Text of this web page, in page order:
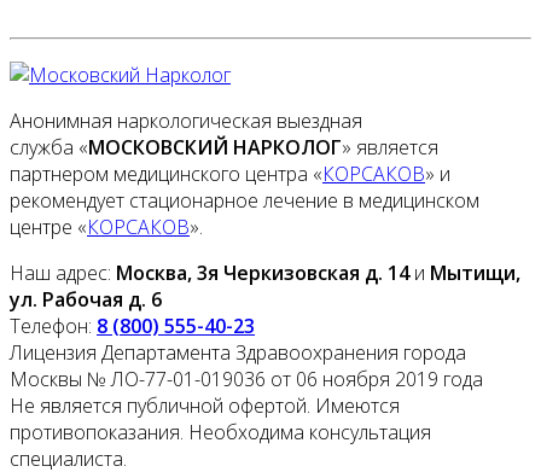
Анонимная наркологическая выездная
служба «МОСКОВСКИЙ НАРКОЛОГ» является
партнером медицинского центра «КОРСАКОВ» и
рекомендует стационарное лечение в медицинском
центре «КОРСАКОВ».
Наш адрес: Москва, 3я Черкизовская д. 14и Мытищи,
ул. Рабочая д. 6
Телефон: 8 (800) 555-40-23
Лицензия Департамента Здравоохранения города
Москвы № ЛО-77-01-019036 от 06 ноября 2019 года
Не является публичной офертой. Имеются
противопоказания. Необходима консультация
специалиста.